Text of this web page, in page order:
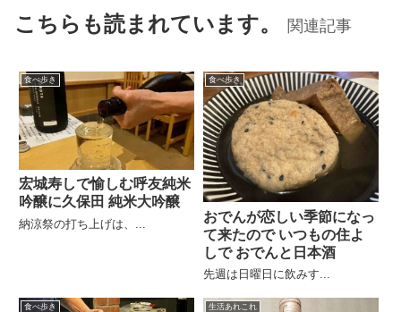
こちらも読まれています。 関連記事
食べ歩き
宏城寿しで愉しむ呼友純米
吟醸に久保田 純米大吟醸
納涼祭の打ち上げは、...
食べ歩き
おでんが恋しい季節になっ
て来たので いつもの住よ
しで おでんと日本酒
先週は日曜日に飲みす...
食べ歩き 生活あれこれ